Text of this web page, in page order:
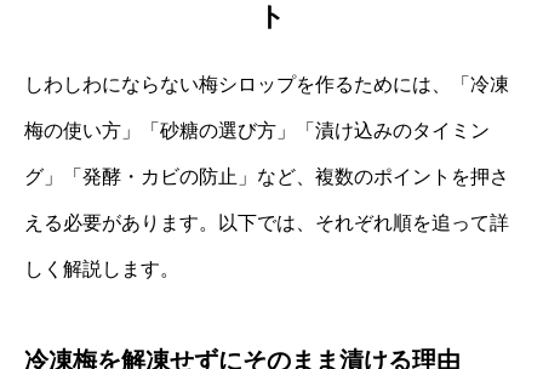
ト
しわしわにならない梅シロップを作るためには、「冷凍
梅の使い方」「砂糖の選び方」「漬け込みのタイミン
グ」「発酵・カビの防止」など、複数のポイントを押さ
える必要があります。以下では、それぞれ順を追って詳
しく解説します。
冷凍梅を解凍せずにそのまま漬ける理由